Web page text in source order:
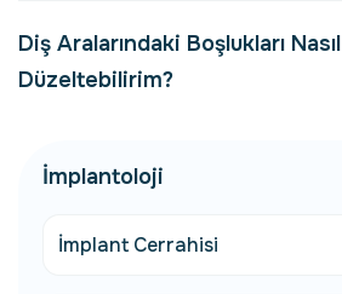
Diş Aralarındaki Boşlukları Nasıl
Düzeltebilirim?
İmplantoloji
İmplant Cerrahisi